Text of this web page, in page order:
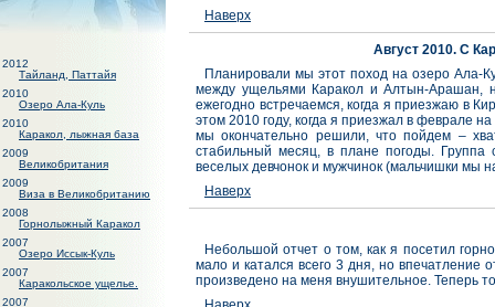
2012
Тайланд, Паттайя
2010
Озеро Ала-Куль
2010
Каракол, лыжная база
2009
Великобритания
2009
Виза в Великобританию
2008
Горнолыжный Каракол
2007
Озеро Иссык-Куль
2007
Каракольское ущелье.
2007
Наверх
Август 2010. С
Планировали мы этот поход на озеро Ала-
между ущельями Каракол и Алтын-Арашан,
ежегодно встречаемся, когда я приезжаю в
этом 2010 году, когда я приезжал в феврале
мы окончательно решили, что пойдем –
стабильный месяц, в плане погоды. Группа
веселых девчонок и мужчинок (мальчишки мы
Наверх
Небольшой отчет о том, как я посетил
мало и катался всего 3 дня, но впечатление
произведено на меня внушительное. Теперь